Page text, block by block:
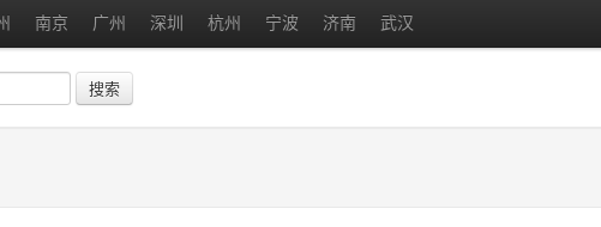
南京 广州 深圳 杭州 宁波 济南 武汉
搜索